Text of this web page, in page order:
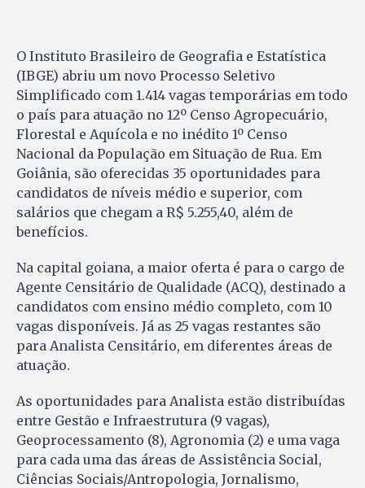
O Instituto Brasileiro de Geografia e Estatística
(IBGE) abriu um novo Processo Seletivo
Simplificado com 1.414 vagas temporárias em todo
o país para atuação no 12º Censo Agropecuário,
Florestal e Aquícola e no inédito 1º Censo
Nacional da População em Situação de Rua. Em
Goiânia, são oferecidas 35 oportunidades para
candidatos de níveis médio e superior, com
salários que chegam a R$ 5.255,40, além de
benefícios.
Na capital goiana, a maior oferta é para o cargo de
Agente Censitário de Qualidade (ACQ), destinado a
candidatos com ensino médio completo, com 10
vagas disponíveis. Já as 25 vagas restantes são
para Analista Censitário, em diferentes áreas de
atuação.
As oportunidades para Analista estão distribuídas
entre Gestão e Infraestrutura (9 vagas),
Geoprocessamento (8), Agronomia (2) e uma vaga
para cada uma das áreas de Assistência Social,
Ciências Sociais/Antropologia, Jornalismo,